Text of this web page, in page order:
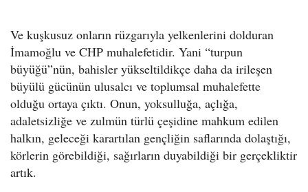
Ve kuşkusuz onların rüzgarıyla yelkenlerini dolduran
İmamoğlu ve CHP muhalefetidir. Yani “turpun
büyüğü”nün, bahisler yükseltildikçe daha da irileşen
büyülü gücünün ulusalcı ve toplumsal muhalefette
olduğu ortaya çıktı. Onun, yoksulluğa, açlığa,
adaletsizliğe ve zulmün türlü çeşidine mahkum edilen
halkın, geleceği karartılan gençliğin saflarında dolaştığı,
körlerin görebildiği, sağırların duyabildiği bir gerçekliktir
artık.